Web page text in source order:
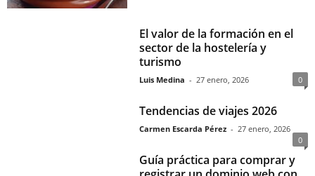
El valor de la formación en el
sector de la hostelería y
turismo
Luis Medina - 27 enero, 2026 0
Tendencias de viajes 2026
Carmen Escarda Pérez - 27 enero, 2026
0
Guía práctica para comprar y